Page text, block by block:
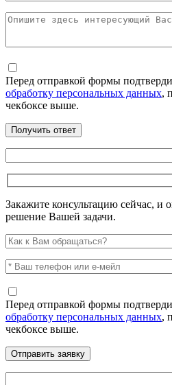
Перед отправкой формы
обработку персональных данных,
чекбоксе выше.
Закажите консультацию сейчас, и
решение Вашей задачи.
Перед отправкой формы
обработку персональных данных,
чекбоксе выше.